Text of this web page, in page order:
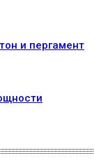
и пергамент